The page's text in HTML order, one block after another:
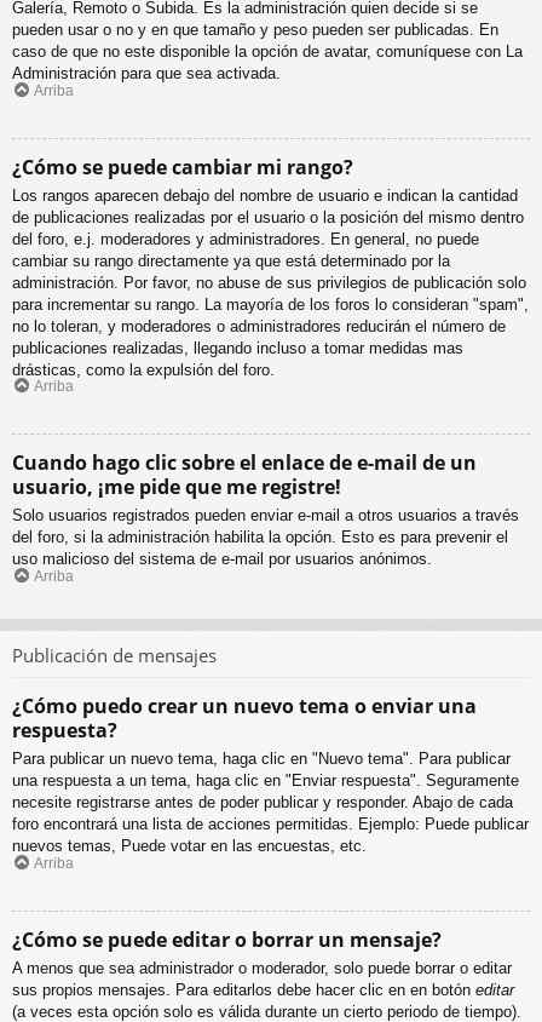
Galería, Remoto o Subida. Es la administración quien decide si se
pueden usar o no y en que tamaño y peso pueden ser publicadas. En
caso de que no este disponible la opción de avatar, comuníquese con La
Administración para que sea activada.
Arriba
¿Cómo se puede cambiar mi rango?
Los rangos aparecen debajo del nombre de usuario e indican la cantidad
de publicaciones realizadas por el usuario o la posición del mismo dentro
del foro, e.j. moderadores y administradores. En general, no puede
cambiar su rango directamente ya que está determinado por la
administración. Por favor, no abuse de sus privilegios de publicación solo
para incrementar su rango. La mayoría de los foros lo consideran "spam",
no lo toleran, y moderadores o administradores reducirán el número de
publicaciones realizadas, llegando incluso a tomar medidas mas
drásticas, como la expulsión del foro.
Arriba
Cuando hago clic sobre el enlace de e-mail de un
usuario, ¡me pide que me registre!
Solo usuarios registrados pueden enviar e-mail a otros usuarios a través
del foro, si la administración habilita la opción. Esto es para prevenir el
uso malicioso del sistema de e-mail por usuarios anónimos.
Arriba
Publicación de mensajes
¿Cómo puedo crear un nuevo tema o enviar una
respuesta?
Para publicar un nuevo tema, haga clic en "Nuevo tema". Para publicar
una respuesta a un tema, haga clic en "Enviar respuesta". Seguramente
necesite registrarse antes de poder publicar y responder. Abajo de cada
foro encontrará una lista de acciones permitidas. Ejemplo: Puede publicar
nuevos temas, Puede votar en las encuestas, etc.
Arriba
¿Cómo se puede editar o borrar un mensaje?
A menos que sea administrador o moderador, solo puede borrar o editar
sus propios mensajes. Para editarlos debe hacer clic en en botón editar
(a veces esta opción solo es válida durante un cierto periodo de tiempo).